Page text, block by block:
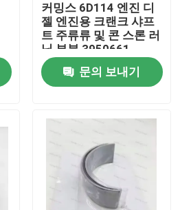
커밍스 6D114 엔진 디
젤 엔진용 크랜크 샤프
트 주류류 및 콘 스론 러
닝 부분 3950661
3945918
문의 보내기